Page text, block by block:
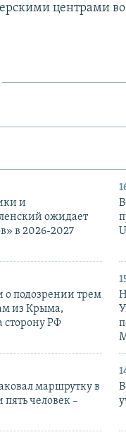
центрами во
и
ожидает
в 2026-2027
о подозрении трем
из Крыма,
сторону РФ
маршрутку в
человек –